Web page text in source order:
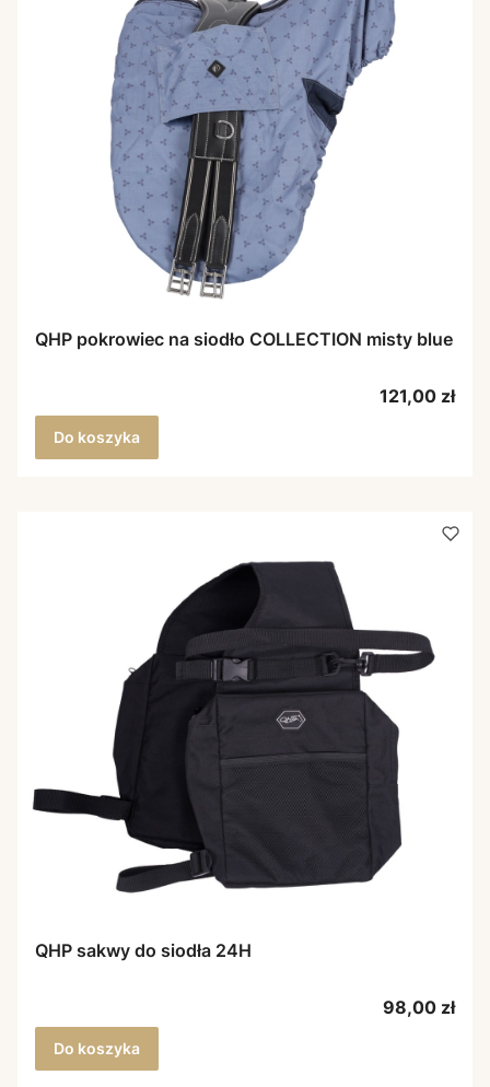
QHP pokrowiec na siodło COLLECTION misty blue
Cena
121,00 zł
Do koszyka
QHP sakwy do siodła 24H
Cena
98,00 zł
Do koszyka